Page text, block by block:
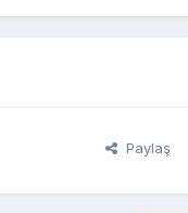
Paylaş